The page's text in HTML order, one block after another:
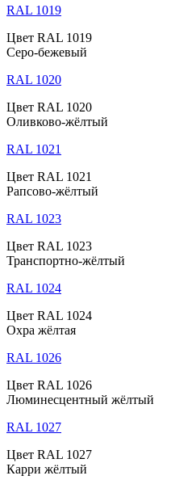
RAL 1019
Цвет RAL 1019
Серо-бежевый
RAL 1020
Цвет RAL 1020
Оливково-жёлтый
RAL 1021
Цвет RAL 1021
Рапсово-жёлтый
RAL 1023
Цвет RAL 1023
Транспортно-жёлтый
RAL 1024
Цвет RAL 1024
Охра жёлтая
RAL 1026
Цвет RAL 1026
Люминесцентный жёлтый
RAL 1027
Цвет RAL 1027
Карри жёлтый